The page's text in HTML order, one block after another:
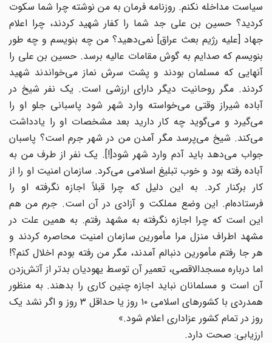
سیاست مداخله نکنم. روزنامه فرمان به من نوشته چرا شما سکوت
کردید؟ حسین بن على جد شما را کفار شهید کردند، چرا اعلام
جهاد [علیه رژیم بعث عراق] نمى‌دهید؟ من چه بنویسم و چه طور
بنویسم که صدایم به گوش مقامات عالیه برسد. حسین بن على را
آنهایى که مسلمان بودند و پشت سرش نماز مى‌خواندند شهید
کردند. مگر روحانیت دیگر داراى ارزشى است. یک نفر شیخ در
آباده شیراز وقتى مى‌خواسته وارد شهر شود پاسبانى جلو او را
مى‌گیرد و مى‌گوید چه کار دارید بعد مشخصات او را یادداشت
مى‌کند. شیخ مى‌پرسد مگر آمدن من در شهر جرم است؟ پاسبان
جواب مى‌دهد باید آدم وارد شهر شود[!]. یک نفر از طرف من به
آباده رفته بود و خوب تبلیغ اسلامى مى‌کرد. سازمان امنیت او را از
کار برکنار کرد. به این دلیل که چرا قبلاً اجازه نگرفته او را
فرستاده‌ام. این وضع مملکت و آزادى در آن است. جرم من هم
این است که چرا اجازه نگرفته به مشهد رفتم. به همین علت در
مشهد اطراف منزل مرا مأمورین سازمان امنیت محاصره کردند و
هر جا رفتم مأمورین دنبالم آمدند، مگر من رفته بودم اخلال کنم؟!
اما درباره مسجدالاقصى، تعمیر آن توسط یهودیان بدتر از آتش‌زدن
آن است و مسلمانان نباید اجازه چنین کارى را بدهند. به منظور
همدردى با کشورهاى اسلامى ۱۰ روز یا حداقل ۳ روز و اگر نشد یک
روز در تمام کشور عزادارى اعلام شود.»
ارزیابى: صحت دارد.